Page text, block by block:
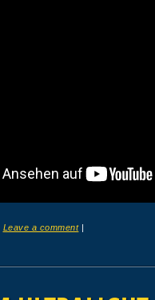
Leave a comment |